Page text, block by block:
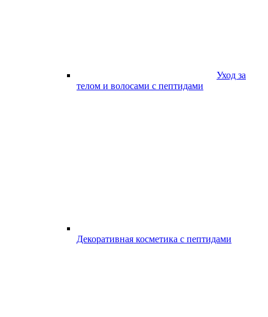
Уход за
телом и волосами с пептидами
Декоративная косметика с пептидами